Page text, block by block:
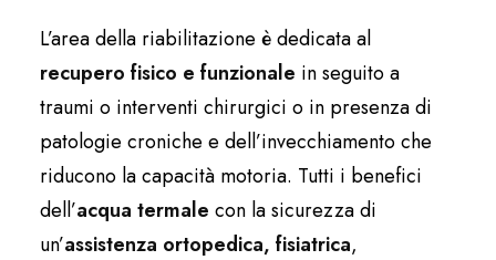
L’area della riabilitazione è dedicata al
recupero fisico e funzionale in seguito a
traumi o interventi chirurgici o in presenza di
patologie croniche e dell’invecchiamento che
riducono la capacità motoria. Tutti i benefici
dell’acqua termale con la sicurezza di
un’assistenza ortopedica, fisiatrica,